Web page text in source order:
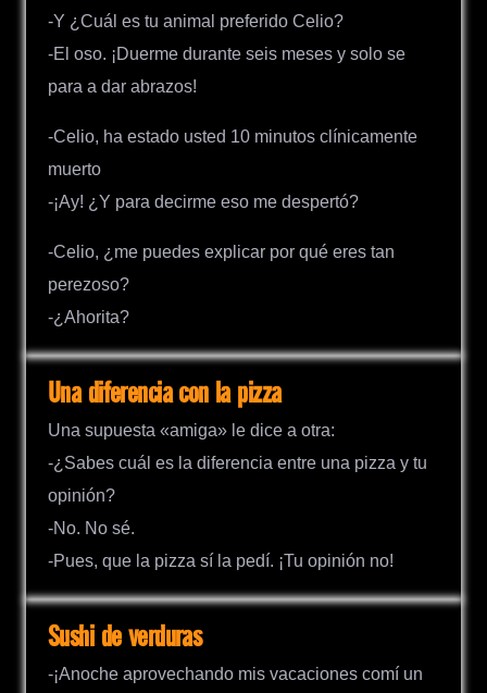
-Y ¿Cuál es tu animal preferido Celio?
-El oso. ¡Duerme durante seis meses y solo se
para a dar abrazos!
-Celio, ha estado usted 10 minutos clínicamente
muerto
-¡Ay! ¿Y para decirme eso me despertó?
-Celio, ¿me puedes explicar por qué eres tan
perezoso?
-¿Ahorita?
Una diferencia con la pizza
Una supuesta «amiga» le dice a otra:
-¿Sabes cuál es la diferencia entre una pizza y tu
opinión?
-No. No sé.
-Pues, que la pizza sí la pedí. ¡Tu opinión no!
Sushi de verduras
-¡Anoche aprovechando mis vacaciones comí un